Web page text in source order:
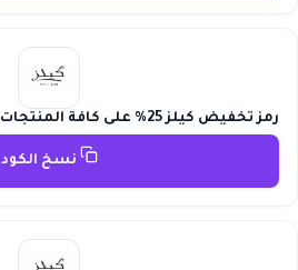
رمز تخفيض كيلز 25% على كافة المنتجات عند التسوق أونلاين kiehls
نسخ الكود